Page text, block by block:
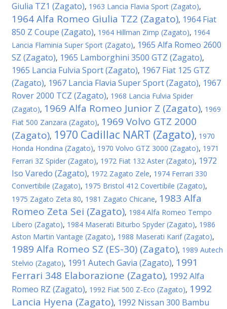
Giulia TZ1 (Zagato), 1963 Lancia Flavia Sport (Zagato),
1964 Alfa Romeo Giulia TZ2 (Zagato), 1964 Fiat
850 Z Coupe (Zagato), 1964 Hillman Zimp (Zagato), 1964
Lancia Flaminia Super Sport (Zagato), 1965 Alfa Romeo 2600
SZ (Zagato), 1965 Lamborghini 3500 GTZ (Zagato),
1965 Lancia Fulvia Sport (Zagato), 1967 Fiat 125 GTZ
(Zagato), 1967 Lancia Flavia Super Sport (Zagato), 1967
Rover 2000 TCZ (Zagato), 1968 Lancia Fulvia Spider
(Zagato), 1969 Alfa Romeo Junior Z (Zagato), 1969
Fiat 500 Zanzara (Zagato), 1969 Volvo GTZ 2000
(Zagato), 1970 Cadillac NART (Zagato), 1970
Honda Hondina (Zagato), 1970 Volvo GTZ 3000 (Zagato), 1971
Ferrari 3Z Spider (Zagato), 1972 Fiat 132 Aster (Zagato), 1972
Iso Varedo (Zagato), 1972 Zagato Zele, 1974 Ferrari 330
Convertibile (Zagato), 1975 Bristol 412 Covertibile (Zagato),
1975 Zagato Zeta 80, 1981 Zagato Chicane, 1983 Alfa
Romeo Zeta Sei (Zagato), 1984 Alfa Romeo Tempo
Libero (Zagato), 1984 Maserati Biturbo Spyder (Zagato), 1986
Aston Martin Vantage (Zagato), 1988 Maserati Karif (Zagato),
1989 Alfa Romeo SZ (ES-30) (Zagato), 1989 Autech
Stelvio (Zagato), 1991 Autech Gavia (Zagato), 1991
Ferrari 348 Elaborazione (Zagato), 1992 Alfa
Romeo RZ (Zagato), 1992 Fiat 500 Z-Eco (Zagato), 1992
Lancia Hyena (Zagato), 1992 Nissan 300 Bambu